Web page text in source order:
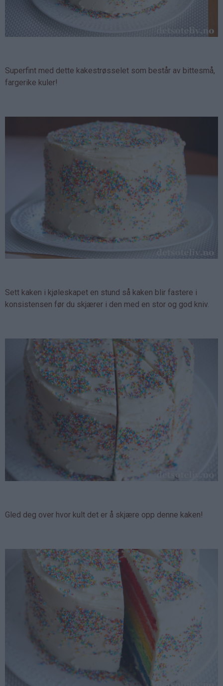
Superfint med dette kakestrøsselet som består av bittesmå,
fargerike kuler!
Sett kaken i kjøleskapet en stund så kaken blir fastere i
konsistensen før du skjærer i den med en stor og god kniv.
Gled deg over hvor kult det er å skjære opp denne kaken!